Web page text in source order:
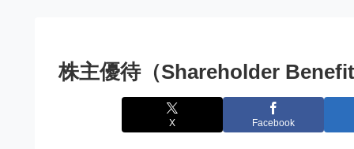
株主優待（Shareholder
X Facebook